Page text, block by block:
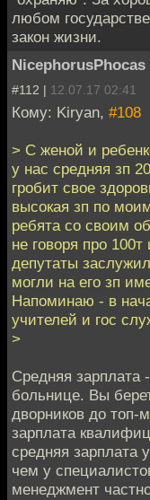
любом
закон жизни.
NicephorusPhocas
#112 | 12.07.17 02:41
Кому: Kiryan, #108
> С женой и
у нас средняя зп
гробит свое
высокая зп по
ребята со своим
не говоря про
депутаты
могли на его зп
Напоминаю - в
учителей и гос
>
Средняя зарплата
больнице. Вы
дворников до топ-
зарплата
средняя зарплата
чем у
менеджмент